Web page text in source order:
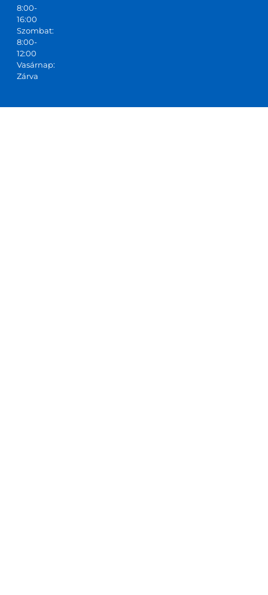
8:00-
16:00
Szombat:
8:00-
12:00
Vasárnap:
Zárva